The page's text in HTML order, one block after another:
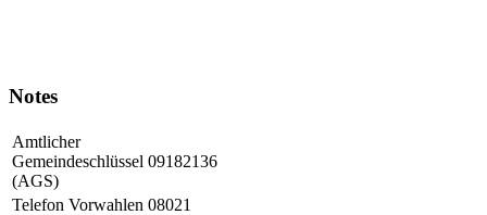
Notes
Amtlicher
Gemeindeschlüssel
(AGS)
09182136
Telefon Vorwahlen 08021